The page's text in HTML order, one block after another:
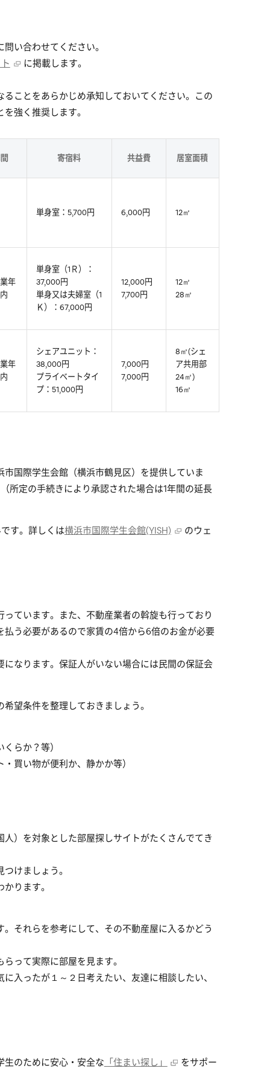
い合わせてください。
に掲載します。
ことをあらかじめ承知しておいてください。この
強く推奨します。
寄宿料 共益費 居室面積
単身室：5,700円 6,000円 12㎡
年
単身室（1Ｒ）：
37,000円
単身又は夫婦室（1
Ｋ）：67,000円
12,000円
7,700円
12㎡
28㎡
年
シェアユニット：
38,000円
プライベートタイ
プ：51,000円
7,000円
7,000円
8㎡(シェ
ア共用部
24㎡)
16㎡
国際学生会館（横浜市鶴見区）を提供していま
所定の手続きにより承認された場合は1年間の延長
す。詳しくは横浜市国際学生会館(YISH)
のウェ
ています。また、不動産業者の斡旋も行っており
う必要があるので家賃の4倍から6倍のお金が必要
なります。保証人がいない場合には民間の保証会
望条件を整理しておきましょう。
らか？等）
買い物が便利か、静かか等）
）を対象とした部屋探しサイトがたくさんでてき
けましょう。
ります。
それらを参考にして、その不動産屋に入るかどう
って実際に部屋を見ます。
入ったが１～２日考えたい、友達に相談したい、
生のために安心・安全な 「住まい探し」
をサポー